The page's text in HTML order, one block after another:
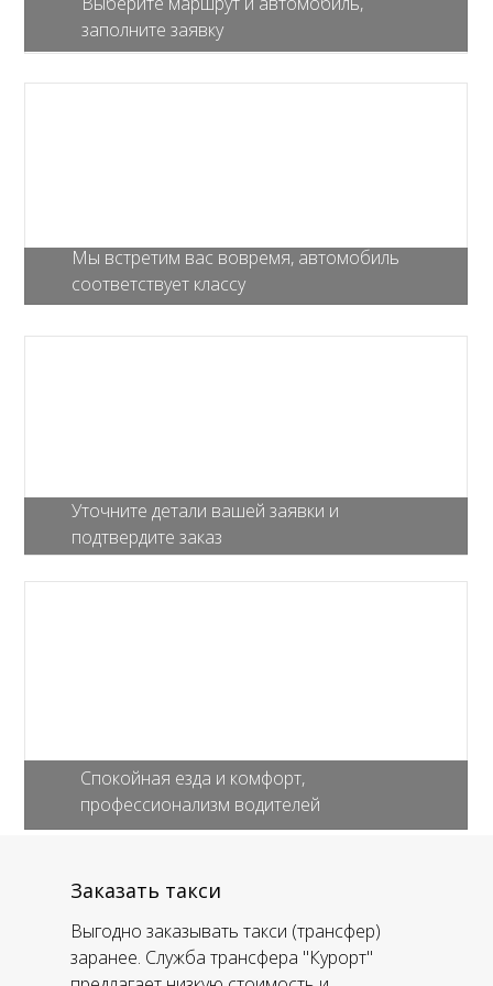
заполните заявку
Уточните детали вашей заявки и
подтвердите заказ
Мы встретим вас вовремя, автомобиль
соответствует классу
Спокойная езда и комфорт,
профессионализм водителей
Выгодно заказывать такси (трансфер)
заранее. Служба трансфера "Курорт"
Заказать такси